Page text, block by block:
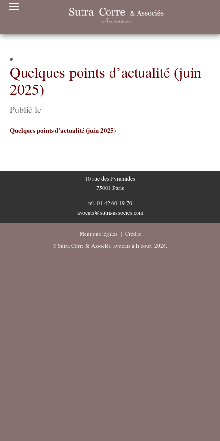
Quelques points d’actualité (juin
2025)
Publié le
Quelques points d’actualité (juin 2025)
10 rue des Pyramides
75001 Paris
tel. 01 42 60 19 70
avocats@sutra-associes.com
Mentions légales| Crédits
© Sutra Corre & Associés, avocats à la cour, 2026.